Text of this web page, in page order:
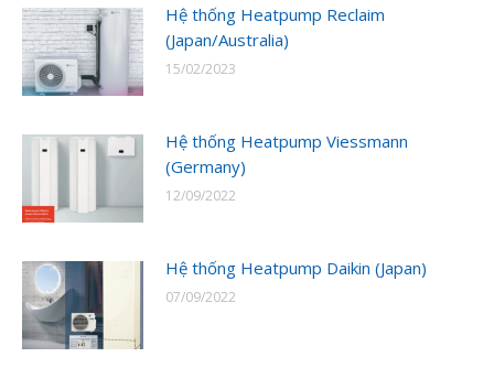
Hệ thống Heatpump Reclaim
(Japan/Australia)
15/02/2023
Hệ thống Heatpump Viessmann
(Germany)
12/09/2022
Hệ thống Heatpump Daikin (Japan)
07/09/2022